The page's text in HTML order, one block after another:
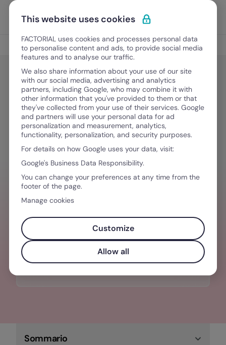
Vai al contenuto
Scopri Factorial
Gestione del personale
Gestione del personale
Gestione cantieri: la guida
completa
4 Marzo, 2026 ·10 minuti di lettura
HAI BISOGNO D´AIUTO PER GESTIRE I TEAM
Valorizza l'esperienza dei tuoi team con
una gestione del personale
centralizzata, semplice e veloce.
Sommario
This website uses cookies
FACTORIAL uses cookies and processes personal data
to personalise content and ads, to provide social media
features and to analyse our traffic.
We also share information about your use of our site
with our social media, advertising and analytics
partners, including Google, who may combine it with
other information that you've provided to them or that
they've collected from your use of their services. Google
and partners will use your personal data for ad
personalization and measurement, analytics,
functionality, personalization, and security purposes.
For details on how Google uses your data, visit:
Google's Business Data Responsibility.
You can change your preferences at any time from the
footer of the page.
Manage cookies
Customize
Allow all